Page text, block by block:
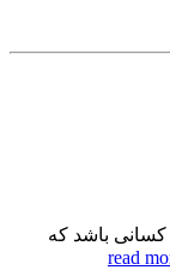
کسانی باشد که
read